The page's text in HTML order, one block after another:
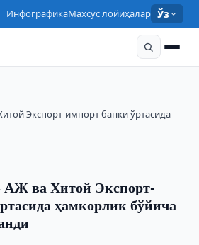
ИнфографикаМахсус лойиҳалар Ўз
Экспорт-импорт банки ўртасида
АЖ ва Хитой Экспорт-
ҳамкорлик бўйича